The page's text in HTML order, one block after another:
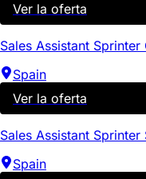
Ver la oferta
Sales Assistant Sprinter
Spain
Ver la oferta
Sales Assistant
Spain